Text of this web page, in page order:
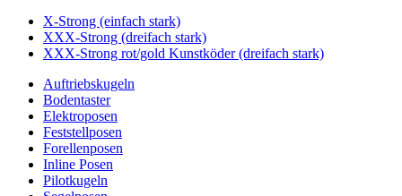
X-Strong (einfach stark)
XXX-Strong (dreifach stark)
XXX-Strong rot/gold Kunstköder (dreifach stark)
Auftriebskugeln
Bodentaster
Elektroposen
Feststellposen
Forellenposen
Inline Posen
Pilotkugeln